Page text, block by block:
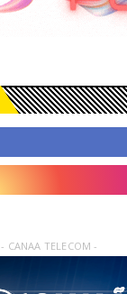
- CANAA TELECOM -